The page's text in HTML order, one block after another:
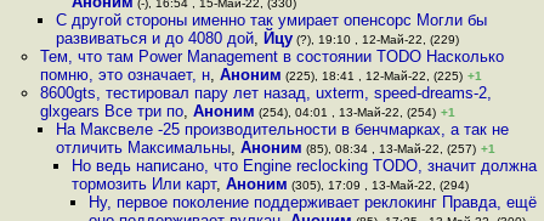
(-), 16:54 , 15-Май-22, (330)
С другой стороны именно так умирает опенсорс Могли бы
развиваться и до 4080 дой, Йцу(?), 19:10 , 12-Май-22, (229)
Тем, что там Power Management в состоянии TODO Насколько
помню, это означает, н, Аноним (225), 18:41 , 12-Май-22, (225) +1
8600gts, тестировал пару лет назад, uxterm, speed-dreams-2,
glxgears Все три по, Аноним (254), 04:01 , 13-Май-22, (254) +1
На Максвеле -25 производительности в бенчмарках, а так не
отличить Максимальны, Аноним (85), 08:34 , 13-Май-22, (257) +1
Но ведь написано, что Engine reclocking TODO, значит должна
тормозить Или карт,Аноним (305), 17:09 , 13-Май-22, (294)
Ну, первое поколение поддерживает реклокинг Правда, ещё